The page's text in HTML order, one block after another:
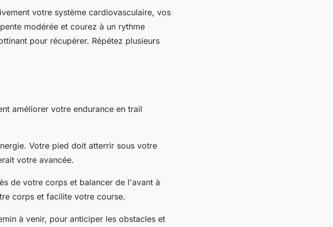
votre système cardiovasculaire, vos
modérée et courez à un rythme
pour récupérer. Répétez plusieurs
améliorer votre endurance en trail
Votre pied doit atterrir sous votre
votre avancée.
de votre corps et balancer de l'avant à
corps et facilite votre course.
à venir, pour anticiper les obstacles et